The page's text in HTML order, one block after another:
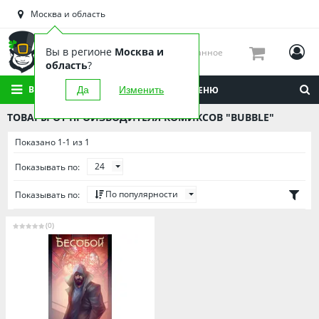
Башкортостан
Брянская область
Вологодская область
Воронежская область
Иркутская область
Кировская область
Краснодарский край
Красноярский край
Мордовия
Москва и область
Нижегородская область
Новосибирская область
Москва и область
Вы в регионе Москва и
область?
Да Изменить
Избранное
ВСЕ КАТЕГОРИИ МЕНЮ
ТОВАРЫ ОТ ПРОИЗВОДИТЕЛЯ КОМИКСОВ "BUBBLE"
Показано 1-1 из 1
Показывать по: 24
Показывать по: По популярности
(0)